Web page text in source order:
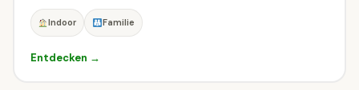
Indoor Familie
Entdecken →